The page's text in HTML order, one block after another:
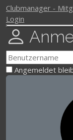
Clubmanager -
Login
Angemeldet